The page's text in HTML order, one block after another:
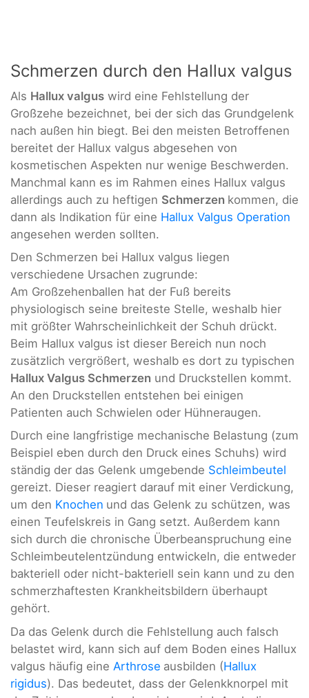
Schmerzen durch den Hallux valgus
Als Hallux valgus wird eine Fehlstellung der
Großzehe bezeichnet, bei der sich das Grundgelenk
nach außen hin biegt. Bei den meisten Betroffenen
bereitet der Hallux valgus abgesehen von
kosmetischen Aspekten nur wenige Beschwerden.
Manchmal kann es im Rahmen eines Hallux valgus
allerdings auch zu heftigen Schmerzen kommen, die
dann als Indikation für eine Hallux Valgus Operation
angesehen werden sollten.
Den Schmerzen bei Hallux valgus liegen
verschiedene Ursachen zugrunde:
Am Großzehenballen hat der Fuß bereits
physiologisch seine breiteste Stelle, weshalb hier
mit größter Wahrscheinlichkeit der Schuh drückt.
Beim Hallux valgus ist dieser Bereich nun noch
zusätzlich vergrößert, weshalb es dort zu typischen
Hallux Valgus Schmerzen und Druckstellen kommt.
An den Druckstellen entstehen bei einigen
Patienten auch Schwielen oder Hühneraugen.
Durch eine langfristige mechanische Belastung (zum
Beispiel eben durch den Druck eines Schuhs) wird
ständig der das Gelenk umgebende Schleimbeutel
gereizt. Dieser reagiert darauf mit einer Verdickung,
um den Knochen und das Gelenk zu schützen, was
einen Teufelskreis in Gang setzt. Außerdem kann
sich durch die chronische Überbeanspruchung eine
Schleimbeutelentzündung entwickeln, die entweder
bakteriell oder nicht-bakteriell sein kann und zu den
schmerzhaftesten Krankheitsbildern überhaupt
gehört.
Da das Gelenk durch die Fehlstellung auch falsch
belastet wird, kann sich auf dem Boden eines Hallux
valgus häufig eine Arthrose ausbilden (Hallux
rigidus). Das bedeutet, dass der Gelenkknorpel mit